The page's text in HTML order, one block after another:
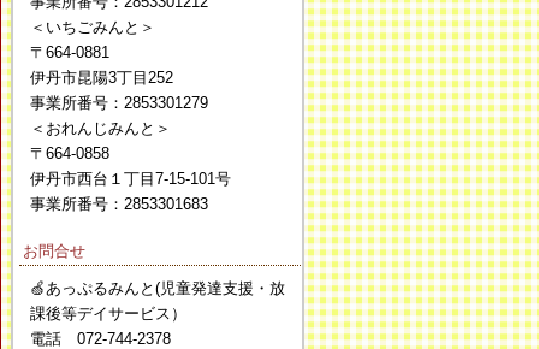
＜いちごみんと＞
〒664-0881
伊丹市昆陽3丁目252
事業所番号：2853301279
＜おれんじみんと＞
〒664-0858
伊丹市西台１丁目7-15-101号
事業所番号：2853301683
お問合せ
🍏あっぷるみんと(児童発達支援・放
課後等デイサービス）
電話 072-744-2378